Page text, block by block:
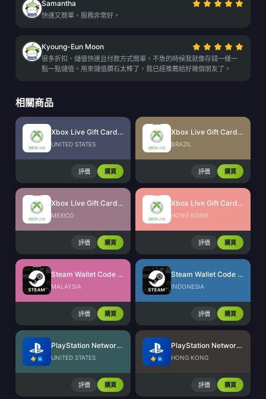
Samantha
快速又簡單，服務非常好。
Kyoung-Eun Moon
很多折扣、儲值快速且付款方式簡單。不急的時候我就像存錢一樣一
點一點儲值。用來儲值鑽石太棒了，我已經推薦給好幾個朋友了。
相關商品
Xbox Live Gift Card (US)
UNITED STATES
評價 購買
Xbox Live Gift Card (BR)
BRAZIL
評價 購買
Xbox Live Gift Card (MX)
MEXICO
評價 購買
Xbox Live Gift Card (HK)
HONG KONG
評價 購買
Steam Wallet Code (MYR)
MALAYSIA
評價 購買
Steam Wallet Code (IDR)
INDONESIA
評價 購買
PlayStation Network Card (US)
UNITED STATES
評價 購買
PlayStation Network Card (HK)
HONG KONG
評價 購買